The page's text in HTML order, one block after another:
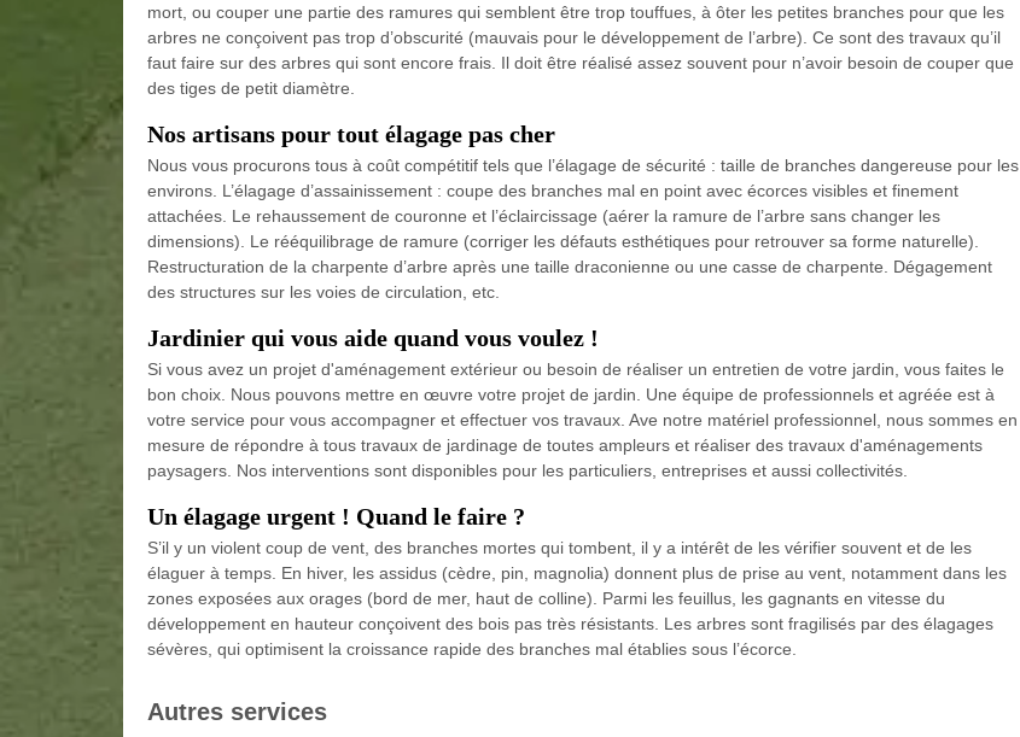
mort, ou couper une partie des ramures qui semblent être trop touffues, à ôter les petites branches pour que les
arbres ne conçoivent pas trop d’obscurité (mauvais pour le développement de l’arbre). Ce sont des travaux qu’il
faut faire sur des arbres qui sont encore frais. Il doit être réalisé assez souvent pour n’avoir besoin de couper que
des tiges de petit diamètre.
Nos artisans pour tout élagage pas cher
Nous vous procurons tous à coût compétitif tels que l’élagage de sécurité : taille de branches dangereuse pour les
environs. L’élagage d’assainissement : coupe des branches mal en point avec écorces visibles et finement
attachées. Le rehaussement de couronne et l’éclaircissage (aérer la ramure de l’arbre sans changer les
dimensions). Le rééquilibrage de ramure (corriger les défauts esthétiques pour retrouver sa forme naturelle).
Restructuration de la charpente d’arbre après une taille draconienne ou une casse de charpente. Dégagement
des structures sur les voies de circulation, etc.
Jardinier qui vous aide quand vous voulez !
Si vous avez un projet d'aménagement extérieur ou besoin de réaliser un entretien de votre jardin, vous faites le
bon choix. Nous pouvons mettre en œuvre votre projet de jardin. Une équipe de professionnels et agréée est à
votre service pour vous accompagner et effectuer vos travaux. Ave notre matériel professionnel, nous sommes en
mesure de répondre à tous travaux de jardinage de toutes ampleurs et réaliser des travaux d'aménagements
paysagers. Nos interventions sont disponibles pour les particuliers, entreprises et aussi collectivités.
Un élagage urgent ! Quand le faire ?
S’il y un violent coup de vent, des branches mortes qui tombent, il y a intérêt de les vérifier souvent et de les
élaguer à temps. En hiver, les assidus (cèdre, pin, magnolia) donnent plus de prise au vent, notamment dans les
zones exposées aux orages (bord de mer, haut de colline). Parmi les feuillus, les gagnants en vitesse du
développement en hauteur conçoivent des bois pas très résistants. Les arbres sont fragilisés par des élagages
sévères, qui optimisent la croissance rapide des branches mal établies sous l’écorce.
Autres services